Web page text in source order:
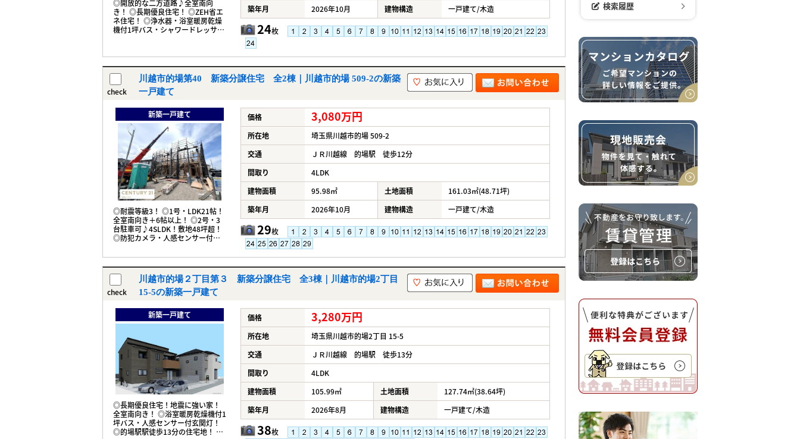
◎開放的な二方道路♪全室南向
き！ ◎長期優良住宅！ ◎ZEH省エ
ネ住宅！ ◎浄水器・浴室暖房乾燥
機付1坪バス・シャワードレッサ
築年月
2026年10月 建物構造 一戸建て/木造
24枚
check
川越市的場第40 新築分譲住宅 全2棟｜川越市的場 509-2の新築
一戸建て
新築一戸建て
◎耐震等級3！ ◎1号・LDK21帖！
全室南向き＋6帖以上！ ◎2号・3
台駐車可♪4SLDK！敷地48坪超！
◎防犯カメラ・人感センサー付玄
価格 3,080万円
所在地
埼玉県川越市的場 509-2
交通
ＪＲ川越線 的場駅 徒歩12分
間取り
4LDK
建物面積
95.98㎡ 土地面積
161.03㎡(48.71坪)
築年月
2026年10月 建物構造 一戸建て/木造
29枚
check
川越市的場２丁目第３ 新築分譲住宅 全3棟｜川越市的場2丁目
15-5の新築一戸建て
新築一戸建て
◎長期優良住宅！地震に強い家！
全室南向き！ ◎浴室暖房乾燥機付1
坪バス・人感センサー付玄関灯！
◎的場駅駅徒歩13分の住宅地！ ◎
価格 3,280万円
所在地
埼玉県川越市的場2丁目 15-5
交通
ＪＲ川越線 的場駅 徒歩13分
間取り
4LDK
建物面積
105.99㎡ 土地面積
127.74㎡(38.64坪)
築年月
2026年8月 建物構造 一戸建て/木造
38枚
検索履歴